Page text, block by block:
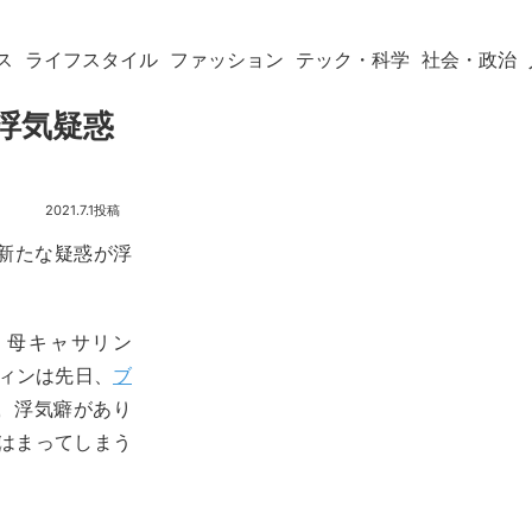
ライフスタイル ファッション テック・科学 社会・政治
気疑惑
2021.7.1
たな疑惑が浮
キャサリン
ンは先日、 ブ
浮気癖があり
まってしまう